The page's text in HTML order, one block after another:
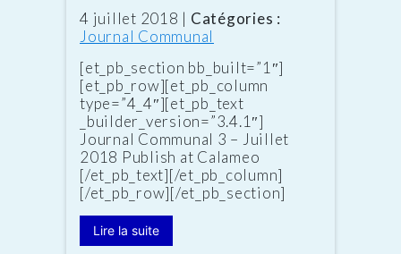
Date
:
4 juillet 2018 | Catégories :
Journal Communal
[et_pb_section bb_built=”1″]
[et_pb_row][et_pb_column
type=”4_4″][et_pb_text
_builder_version=”3.4.1″]
Journal Communal 3 – Juillet
2018 Publish at Calameo
[/et_pb_text][/et_pb_column]
[/et_pb_row][/et_pb_section]
Lire la suite